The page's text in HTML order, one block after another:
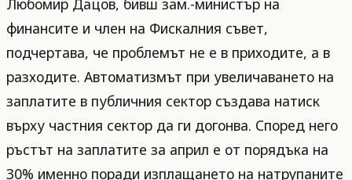
финансите и член на Фискалния съвет,
подчертава, че проблемът не е в приходите, а в
разходите. Автоматизмът при увеличаването на
заплатите в публичния сектор създава натиск
върху частния сектор да ги догонва. Според него
ръстът на заплатите за април е от порядъка на
30% именно поради изплащането на натрупаните